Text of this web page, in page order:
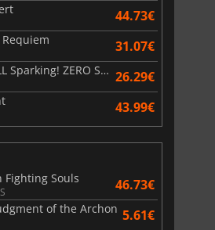
44.73€
31.07€
DRAGON BALL Sparking! ZERO Super Limit Breaking NEO 26.29€
43.99€
Fighting Souls
46.73€
of the Archon 5.61€